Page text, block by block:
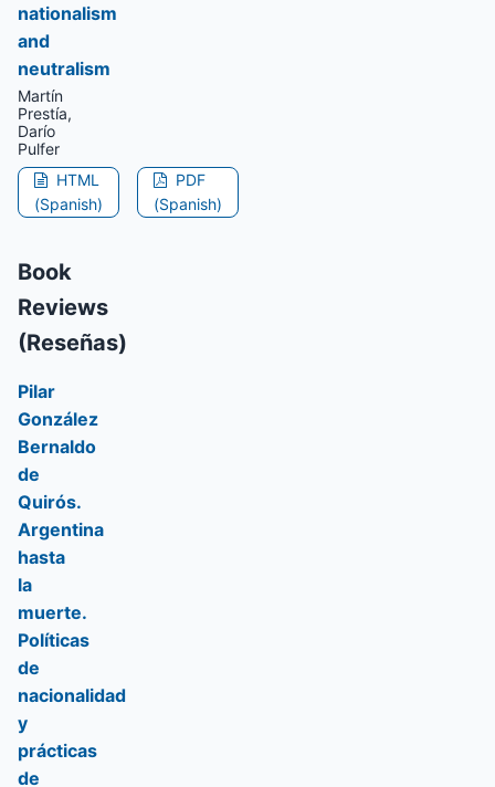
nationalism
and
neutralism
Martín
Prestía,
Darío
Pulfer
HTML
(Spanish)
PDF
(Spanish)
Book
Reviews
(Reseñas)
Pilar
González
Bernaldo
de
Quirós.
Argentina
hasta
la
muerte.
Políticas
de
nacionalidad
y
prácticas
de